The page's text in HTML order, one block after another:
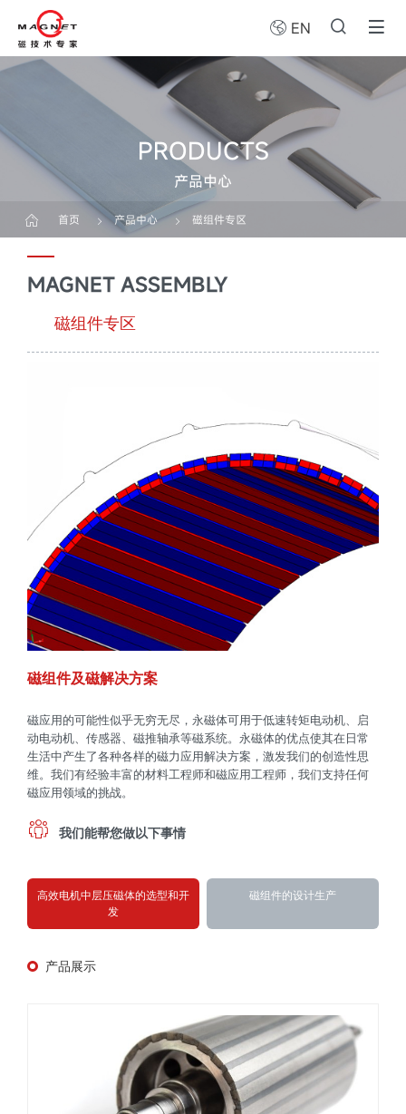
EN
PRODUCTS
产品中心
首页 产品中心 磁组件专区
MAGNET ASSEMBLY
磁组件专区
磁组件及磁解决方案
磁应用的可能性似乎无穷无尽，永磁体可用于低速转矩电动机、启
动电动机、传感器、磁推轴承等磁系统。永磁体的优点使其在日常
生活中产生了各种各样的磁力应用解决方案，激发我们的创造性思
维。我们有经验丰富的材料工程师和磁应用工程师，我们支持任何
磁应用领域的挑战。
我们能帮您做以下事情
高效电机中层压磁体的选型和开
发
磁组件的设计生产
产品展示